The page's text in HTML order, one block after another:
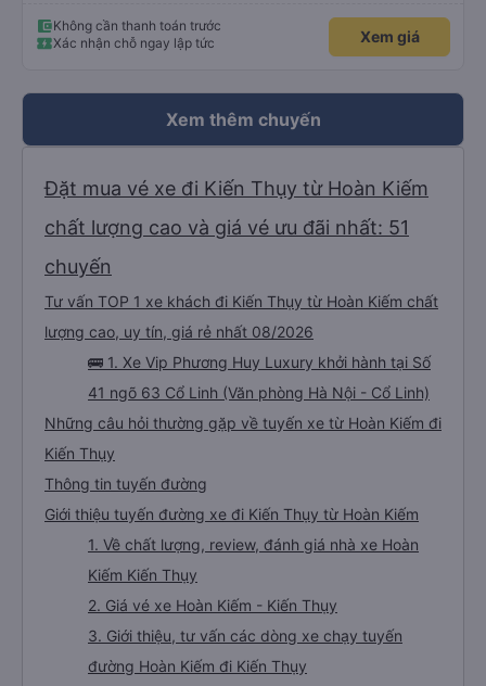
Không cần thanh toán trước
Xác nhận chỗ ngay lập tức
Xem giá
Xem thêm chuyến
Đặt mua vé xe đi Kiến Thụy từ Hoàn Kiếm
chất lượng cao và giá vé ưu đãi nhất: 51
chuyến
Tư vấn TOP 1 xe khách đi Kiến Thụy từ Hoàn Kiếm chất
lượng cao, uy tín, giá rẻ nhất 08/2026
🚌 1. Xe Vip Phương Huy Luxury khởi hành tại Số
41 ngõ 63 Cổ Linh (Văn phòng Hà Nội - Cổ Linh)
Những câu hỏi thường gặp về tuyến xe từ Hoàn Kiếm đi
Kiến Thụy
Thông tin tuyến đường
Giới thiệu tuyến đường xe đi Kiến Thụy từ Hoàn Kiếm
1. Về chất lượng, review, đánh giá nhà xe Hoàn
Kiếm Kiến Thụy
2. Giá vé xe Hoàn Kiếm - Kiến Thụy
3. Giới thiệu, tư vấn các dòng xe chạy tuyến
đường Hoàn Kiếm đi Kiến Thụy